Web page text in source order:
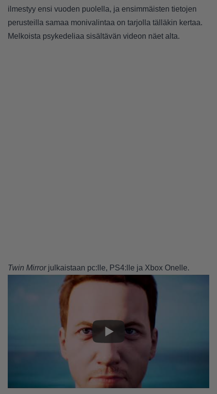
ilmestyy ensi vuoden puolella, ja ensimmäisten tietojen
perusteilla samaa monivalintaa on tarjolla tälläkin kertaa.
Melkoista psykedeliaa sisältävän videon näet alta.
Twin Mirrorjulkaistaan pc:lle, PS4:lle ja Xbox Onelle.